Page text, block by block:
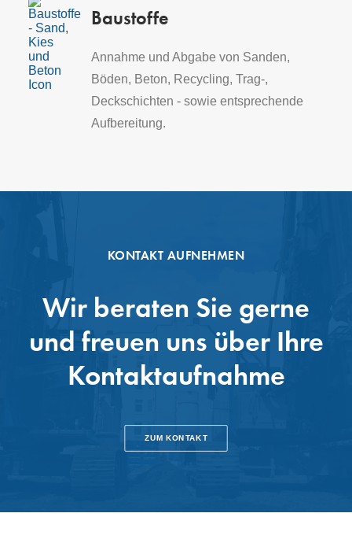
Baustoffe
Annahme und Abgabe von Sanden,
Böden, Beton, Recycling, Trag-,
Deckschichten - sowie entsprechende
Aufbereitung.
KONTAKT AUFNEHMEN
Wir beraten Sie gerne
und freuen uns über Ihre
Kontaktaufnahme
ZUM KONTAKT